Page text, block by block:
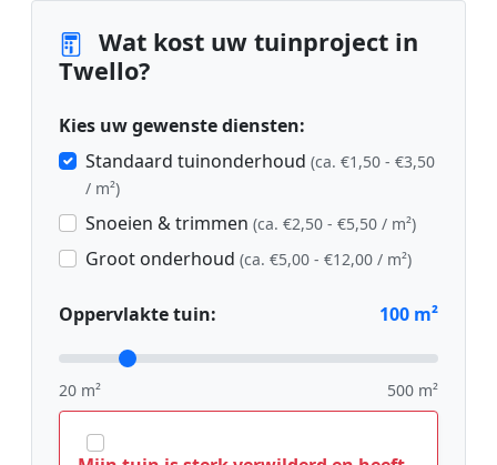
Wat kost uw tuinproject in
Twello?
Kies uw gewenste diensten:
Standaard tuinonderhoud (ca. €1,50 - €3,50
/ m²)
Snoeien & trimmen (ca. €2,50 - €5,50 / m²)
Groot onderhoud (ca. €5,00 - €12,00 / m²)
Oppervlakte tuin: 100 m²
20 m² 500 m²